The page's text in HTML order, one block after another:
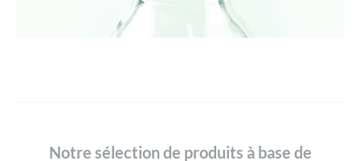
Notre sélection de produits à base de